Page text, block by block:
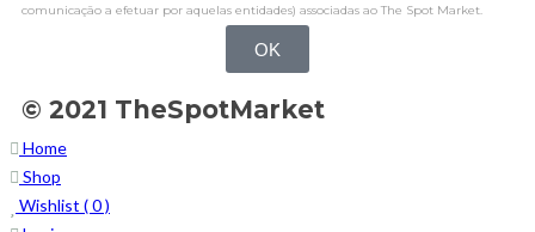
comunicação a efetuar por aquelas entidades) associadas ao The Spot Market.
OK
© 2021 TheSpotMarket
Home
Shop
Wishlist (0)